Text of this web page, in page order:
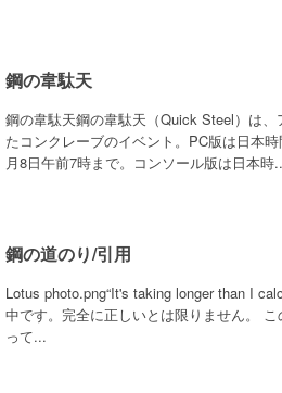
鋼の韋駄天
鋼の韋駄天鋼の韋駄天（Quick Steel）は
たコンクレーブのイベント。PC版は日本
月8日午前7時まで。コンソール版は日本時
鋼の道のり/引用
Lotus photo.png“It's taking longer than I
中です。完全に正しいとは限りません。
って...